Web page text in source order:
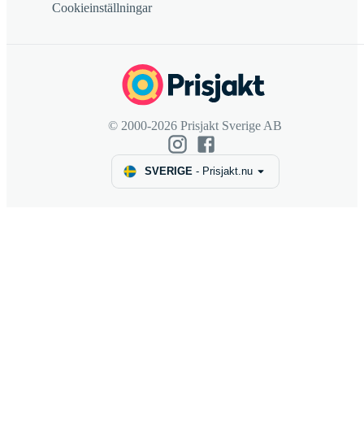
Cookieinställningar
© 2000-2026 Prisjakt Sverige AB
SVERIGE- Prisjakt.nu